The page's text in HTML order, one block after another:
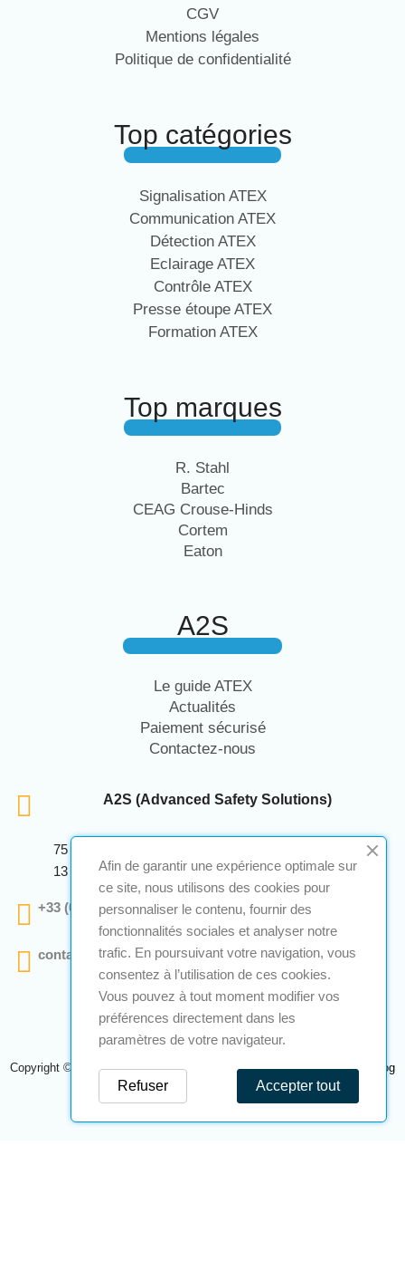
CGV
Mentions légales
Politique de confidentialité
Top catégories
Signalisation ATEX
Communication ATEX
Détection ATEX
Eclairage ATEX
Contrôle ATEX
Presse étoupe ATEX
Formation ATEX
Top marques
R. Stahl
Bartec
CEAG Crouse-Hinds
Cortem
Eaton
A2S
Le guide ATEX
Actualités
Paiement sécurisé
Contactez-nous
A2S (Advanced Safety Solutions)
75 Avenue Marcellin Berthelot Anthelios Bâtiment E
13 290 Aix En Provence
+33 (0)4 12 28 00 69
contact@a2s-atex.com
Copyright © 2026 A2S Atex. Tous droits réservés. Une réalisationNavilog
Afin de garantir une expérience optimale sur
ce site, nous utilisons des cookies pour
personnaliser le contenu, fournir des
fonctionnalités sociales et analyser notre
trafic. En poursuivant votre navigation, vous
consentez à l’utilisation de ces cookies.
Vous pouvez à tout moment modifier vos
préférences directement dans les
paramètres de votre navigateur.
Accepter tout
Refuser